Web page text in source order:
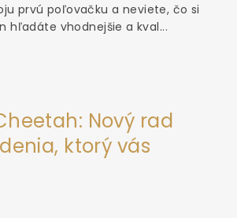
prvú poľovačku a neviete, čo si
hľadáte vhodnejšie a kval...
Nový rad
ktorý vás